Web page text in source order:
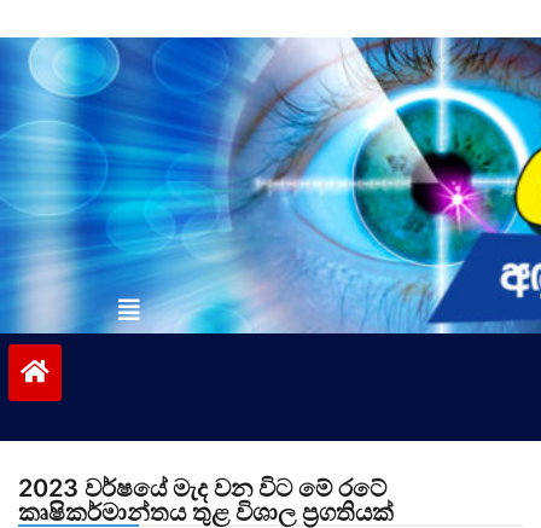
to
contentvinivida.lk
2023 වර්ෂයේ මැද වන විට මේ රටේ
කෘෂිකර්මාන්තය තුළ විශාල ප්‍රගතියක්